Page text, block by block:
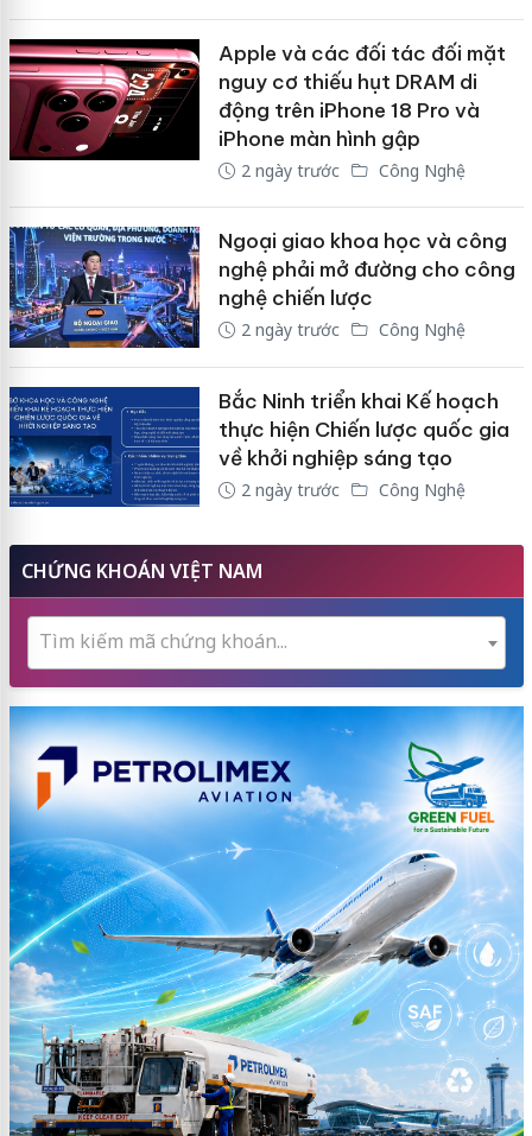
Apple và các đối tác đối mặt
nguy cơ thiếu hụt DRAM di
động trên iPhone 18 Pro và
iPhone màn hình gập
2 ngày trước Công Nghệ
Ngoại giao khoa học và công
nghệ phải mở đường cho công
nghệ chiến lược
2 ngày trước Công Nghệ
Bắc Ninh triển khai Kế hoạch
thực hiện Chiến lược quốc gia
về khởi nghiệp sáng tạo
2 ngày trước Công Nghệ
CHỨNG KHOÁN VIỆT NAM
Tìm kiếm mã chứng khoán...